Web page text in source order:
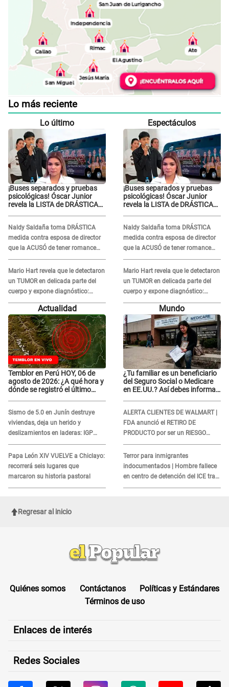
Lo más reciente
Lo último
¡Buses separados y pruebas
psicológicas! Óscar Junior
revela la LISTA de DRÁSTICAS
Naldy Saldaña
Naldy Saldaña toma DRÁSTICA
medida contra esposa de director
que la ACUSÓ de tener romance
con él: "Muy triste..."
Mario Hart revela que le detectaron
un TUMOR en delicada parte del
cuerpo y expone diagnóstico:
"Dolores muy fuertes..."
Espectáculos
¡Buses separados y pruebas
psicológicas! Óscar Junior
revela la LISTA de DRÁSTICAS
Naldy Saldaña
Naldy Saldaña toma DRÁSTICA
medida contra esposa de director
que la ACUSÓ de tener romance
con él: "Muy triste..."
Mario Hart revela que le detectaron
un TUMOR en delicada parte del
cuerpo y expone diagnóstico:
"Dolores muy fuertes..."
Actualidad
Temblor en Perú HOY, 06 de
agosto de 2026: ¿A qué hora y
dónde se registró el último
Sismo de 5.0 en Junín destruye
viviendas, deja un herido y
deslizamientos en laderas: IGP
alerta sobre posibles réplicas
Papa León XIV VUELVE a Chiclayo:
recorrerá seis lugares que
marcaron su historia pastoral
Mundo
¿Tu familiar es un beneficiario
del Seguro Social o Medicare
en EE.UU.? Así debes informar
ALERTA CLIENTES DE WALMART |
FDA anunció el RETIRO DE
PRODUCTO por ser un RIESGO
MORTAL para consumidores: ¿Cuál
es?
Terror para inmigrantes
indocumentados | Hombre fallece
en centro de detención del ICE tras
sufrir una "emergencia médica"
Regresar al inicio
Quiénes somos Contáctanos
Políticas y Estándares
Términos de uso
Enlaces de interés
Redes Sociales